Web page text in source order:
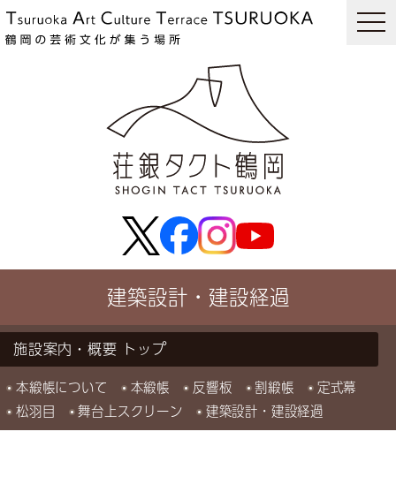
建築設計・建設経過
施設案内・概要
本緞帳について 本緞帳 反響板 割緞帳
定式幕
松羽目
舞台上スクリーン 建築設計・建設経過